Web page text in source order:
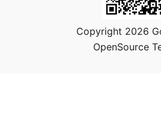
Copyright 2026
OpenSource